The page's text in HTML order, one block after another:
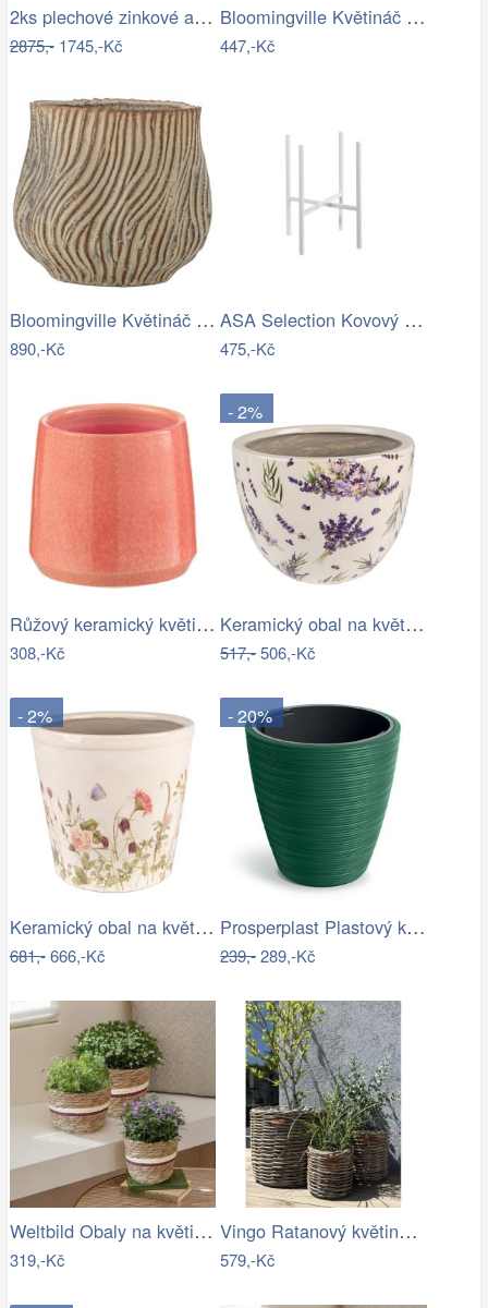
2ks plechové zinkové antik obaly na…
2875,-1745,-Kč
Bloomingville Květináč Feren Ø 12 cm
447,-Kč
Bloomingville Květináč Dua Ø 19 cm
890,-Kč
ASA Selection Kovový stojan na květináč…
475,-Kč
Růžový keramický květináč J-line Asol…
308,-Kč
- 2%
Keramický obal na květináč s levandulí…
517,-506,-Kč
- 2%
Keramický obal na květináč s lučními…
681,-666,-Kč
- 20%
Prosperplast Plastový květináč Venas…
239,-289,-Kč
Weltbild Obaly na květináče z mořské…
319,-Kč
Vingo Ratanový květináč - kulatý…
579,-Kč